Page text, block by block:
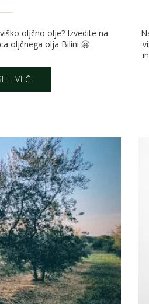
oljčno olje? Izvedite na
oljčnega olja Bilini 🤗
VEČ